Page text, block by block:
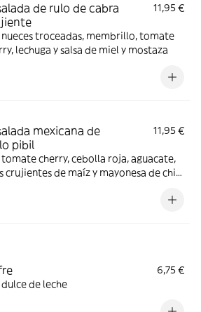
de rulo de cabra
11,95 €
nueces troceadas, membrillo, tomate
lechuga y salsa de miel y mostaza
mexicana de
pibil
11,95 €
cherry, cebolla roja, aguacate,
crujientes de maíz y mayonesa de chile
6,75 €
de leche